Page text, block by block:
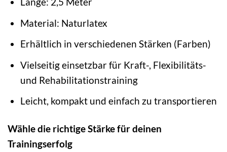
Material: Naturlatex
Erhältlich in verschiedenen Stärken (Farben)
Vielseitig einsetzbar für Kraft-, Flexibilitäts-
und Rehabilitationstraining
Leicht, kompakt und einfach zu transportieren
Wähle die richtige Stärke für deinen
Trainingserfolg